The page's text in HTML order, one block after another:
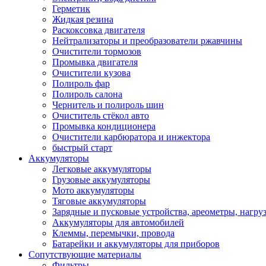
Герметик
Жидкая резина
Раскоксовка двигателя
Нейтрализаторы и преобразователи ржавчины
Очистители тормозов
Промывка двигателя
Очистители кузова
Полироль фар
Полироль салона
Чернитель и полироль шин
Очиститель стёкол авто
Промывка кондиционера
Очистители карбюратора и инжектора
быстрый старт
Аккумуляторы
Легковые аккумуляторы
Грузовые аккумуляторы
Мото аккумуляторы
Тяговые аккумуляторы
Зарядные и пусковые устройства, ареометры,
Аккумуляторы для автомобилей
Клеммы, перемычки, провода
Батарейки и аккумуляторы для приборов
Сопутствующие материалы